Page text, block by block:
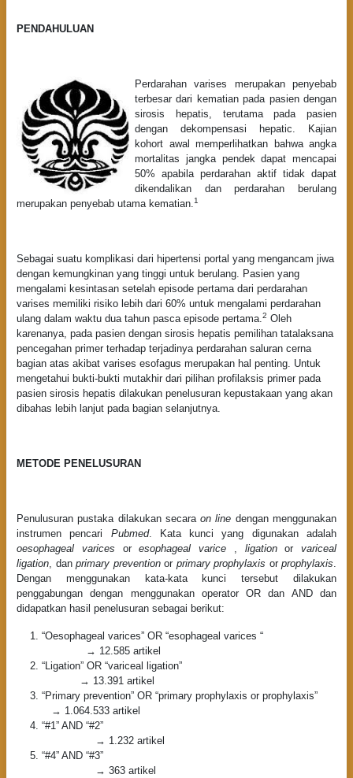
PENDAHULUAN
Perdarahan varises merupakan penyebab
terbesar dari kematian pada pasien dengan
sirosis hepatis, terutama pada pasien
dengan dekompensasi hepatic. Kajian
kohort awal memperlihatkan bahwa angka
mortalitas jangka pendek dapat mencapai
50% apabila perdarahan aktif tidak dapat
dikendalikan dan perdarahan berulang
merupakan penyebab utama kematian.1
Sebagai suatu komplikasi dari hipertensi portal yang mengancam jiwa
dengan kemungkinan yang tinggi untuk berulang. Pasien yang
mengalami kesintasan setelah episode pertama dari perdarahan
varises memiliki risiko lebih dari 60% untuk mengalami perdarahan
ulang dalam waktu dua tahun pasca episode pertama.2 Oleh
karenanya, pada pasien dengan sirosis hepatis pemilihan tatalaksana
pencegahan primer terhadap terjadinya perdarahan saluran cerna
bagian atas akibat varises esofagus merupakan hal penting. Untuk
mengetahui bukti-bukti mutakhir dari pilihan profilaksis primer pada
pasien sirosis hepatis dilakukan penelusuran kepustakaan yang akan
dibahas lebih lanjut pada bagian selanjutnya.
METODE PENELUSURAN
Penulusuran pustaka dilakukan secaraon line dengan menggunakan
instrumen pencari Pubmed. Kata kunci yang digunakan adalah
oesophageal varices oresophageal varice , ligationor variceal
ligation, dan primary prevention or primary prophylaxis or prophylaxis.
Dengan menggunakan kata-kata kunci tersebut dilakukan
penggabungan dengan menggunakan operator OR dan AND dan
didapatkan hasil penelusuran sebagai berikut:
“Oesophageal varices” OR “esophageal varices “
→ 12.585 artikel
“Ligation” OR “variceal ligation”
→ 13.391 artikel
“Primary prevention” OR “primary prophylaxis or prophylaxis”
→ 1.064.533 artikel
“#1” AND “#2”
→ 1.232 artikel
“#4” AND “#3”
→ 363 artikel